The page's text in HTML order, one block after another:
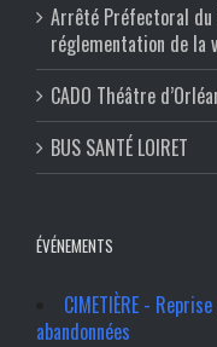
Arrêté Préfectoral
réglementation de la
CADO Théâtre
BUS SANTÉ LOIRET
ÉVÉNEMENTS
CIMETIÈRE -
abandonnées